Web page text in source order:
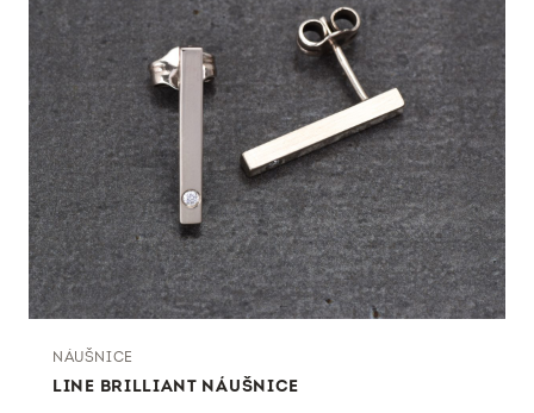
NÁUŠNICE
LINE BRILLIANT NÁUŠNICE